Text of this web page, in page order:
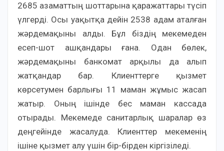
2685 азаматтың шоттарына қаражаттары түсіп
үлгерді. Осы уақытқа дейін 2538 адам аталған
жәрдемақыны алды. Бұл біздің мекемеден
есеп-шот ашқандары ғана. Одан бөлек,
жәрдемақыны банкомат арқылы да алып
жатқандар бар. Клиенттерге қызмет
көрсетумен барлығы 11 маман жұмыс жасап
жатыр. Оның ішінде бес маман кассада
отырады. Мекемеде санитарлық шаралар өз
деңгейінде жасалуда. Клиенттер мекеменің
ішіне қызмет алу үшін бір-бірден кіргізіледі.